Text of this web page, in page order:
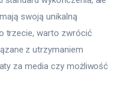
swoją unikalną
trzecie, warto zwrócić
z utrzymaniem
za media czy możliwość